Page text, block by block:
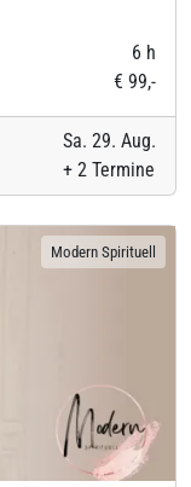
6 h
€ 99,-
Sa. 29. Aug.
+ 2 Termine
Modern Spirituell